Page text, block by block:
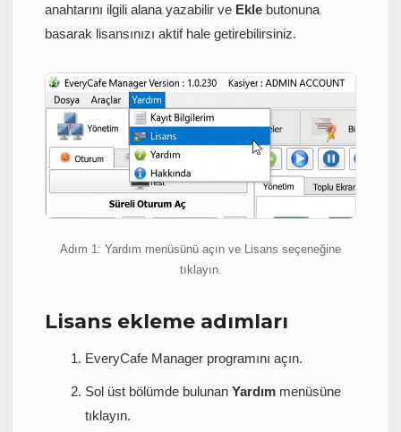
anahtarını ilgili alana yazabilir ve Ekle butonuna
basarak lisansınızı aktif hale getirebilirsiniz.
Adım 1: Yardım menüsünü açın ve Lisans seçeneğine
tıklayın.
Lisans ekleme adımları
EveryCafe Manager programını açın.
Sol üst bölümde bulunan Yardımmenüsüne
tıklayın.